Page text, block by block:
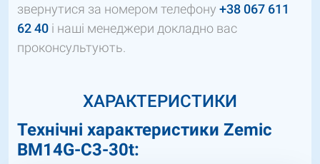
звернутися за номером телефону +38 067 611
62 40 і наші менеджери докладно вас
проконсультують.
ХАРАКТЕРИСТИКИ
Технічні характеристики Zemic
BM14G-C3-30t: